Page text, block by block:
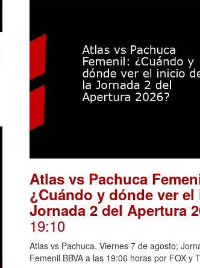
Atlas vs Pachuca
¿Cuándo y dónde ver
Jornada 2 del Apertura
19:10
Atlas vs Pachuca. Viernes 7 de agosto;
Femenil BBVA a las 19:06 horas por FOX y